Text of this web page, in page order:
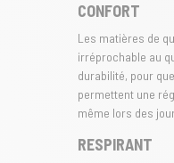
CONFORT
Les matières de
irréprochable au
durabilité, pour
permettent une
même lors des
RESPIRANT